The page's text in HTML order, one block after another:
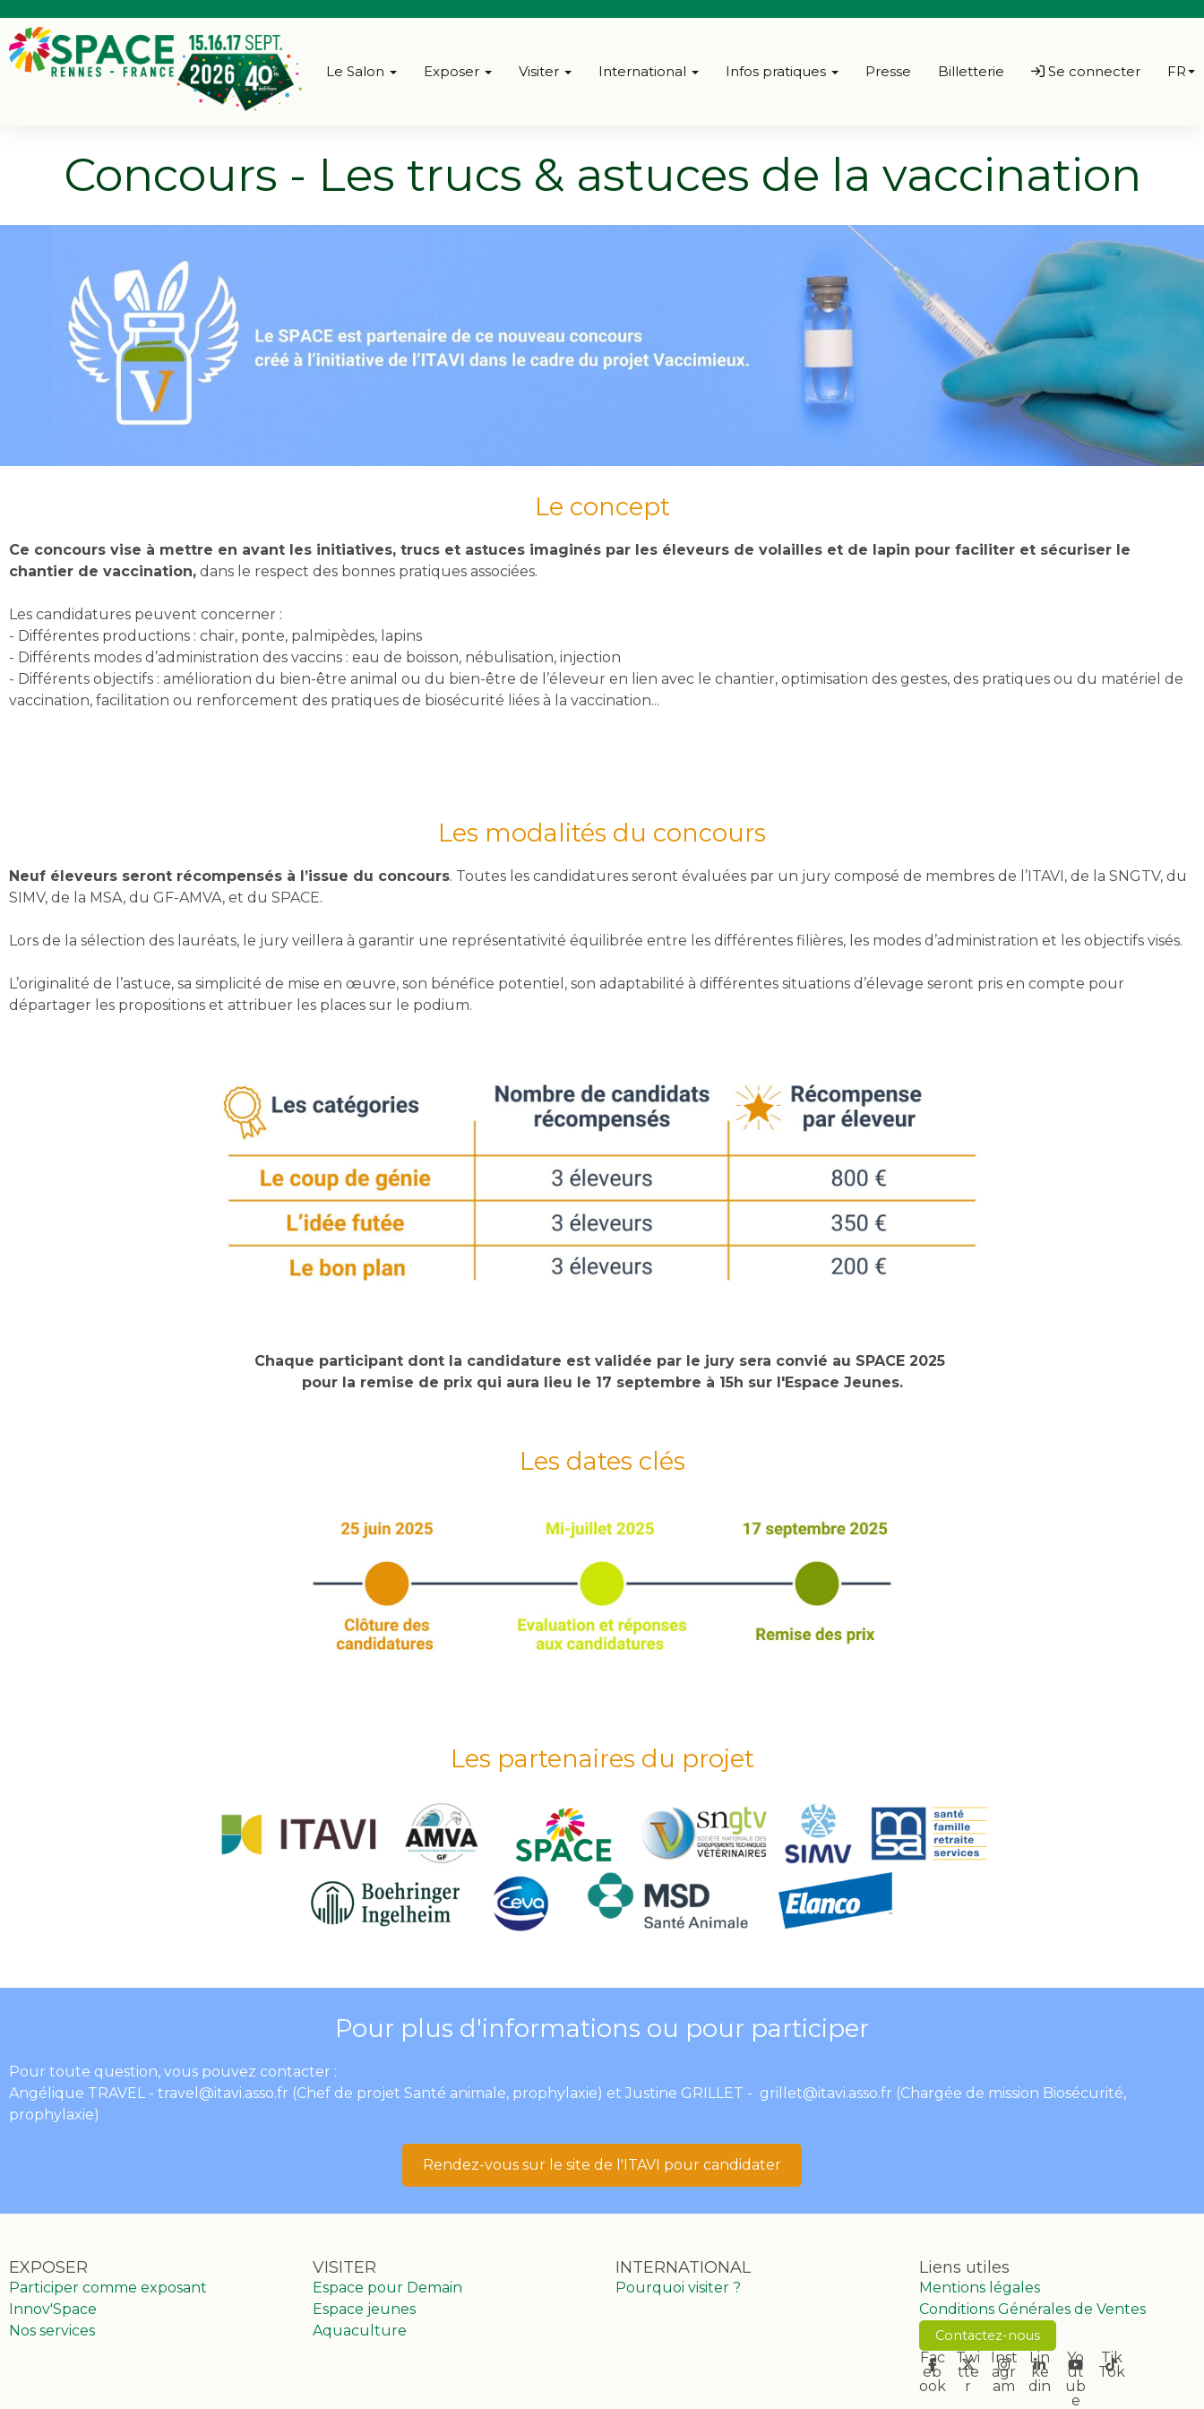
Le Salon Exposer Visiter International Infos pratiques Presse Billetterie Se connecter FR
Concours - Les trucs & astuces de la vaccination
Le concept
Ce concours vise à mettre en avant les initiatives, trucs et astuces imaginés par les éleveurs de volailles et de lapin pour faciliter et sécuriser le
chantier de vaccination, dans le respect des bonnes pratiques associées.
Les candidatures peuvent concerner :
- Différentes productions : chair, ponte, palmipèdes, lapins
- Différents modes d’administration des vaccins : eau de boisson, nébulisation, injection
- Différents objectifs : amélioration du bien-être animal ou du bien-être de l’éleveur en lien avec le chantier, optimisation des gestes, des pratiques ou du matériel de
vaccination, facilitation ou renforcement des pratiques de biosécurité liées à la vaccination...
Les modalités du concours
Neuf éleveurs seront récompensés à l’issue du concours. Toutes les candidatures seront évaluées par un jury composé de membres de l’ITAVI, de la SNGTV, du
SIMV, de la MSA, du GF-AMVA, et du SPACE.
Lors de la sélection des lauréats, le jury veillera à garantir une représentativité équilibrée entre les différentes filières, les modes d’administration et les objectifs visés.
L’originalité de l’astuce, sa simplicité de mise en œuvre, son bénéfice potentiel, son adaptabilité à différentes situations d’élevage seront pris en compte pour
départager les propositions et attribuer les places sur le podium.
Chaque participant dont la candidature est validée par le jury sera convié au SPACE 2025
pour la remise de prix qui aura lieu le 17 septembre à 15h sur l'Espace Jeunes.
Les dates clés
Les partenaires du projet
Pour plus d'informations ou pour participer
Pour toute question, vous pouvez contacter :
Angélique TRAVEL - travel@itavi.asso.fr (Chef de projet Santé animale, prophylaxie) et Justine GRILLET - grillet@itavi.asso.fr (Chargée de mission Biosécurité,
prophylaxie)
Rendez-vous sur le site de l'ITAVI pour candidater
EXPOSER
Participer comme exposant
Innov'Space
Nos services
VISITER
Espace pour Demain
Espace jeunes
Aquaculture
INTERNATIONAL
Pourquoi visiter ?
Liens utiles
Mentions légales
Conditions Générales de Ventes
Contactez-nous
Fac
eb
ook
Twi
tte
r
Inst
agr
am
Lin
ke
din
Yo
ut
ub
e
Tik
Tok